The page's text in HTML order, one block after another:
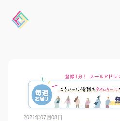
2021年07月08日